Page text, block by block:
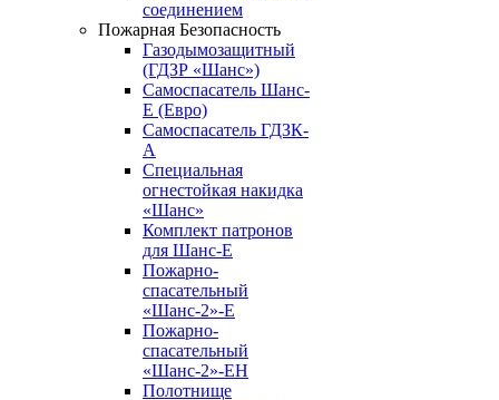
соединением
Пожарная Безопасность
Газодымозащитный
(ГДЗР «Шанс»)
Самоспасатель Шанс-
Е (Евро)
Самоспасатель ГДЗК-
А
Специальная
огнестойкая накидка
«Шанс»
Комплект патронов
для Шанс-Е
Пожарно-
спасательный
«Шанс-2»-Е
Пожарно-
спасательный
«Шанс-2»-ЕН
Полотнище